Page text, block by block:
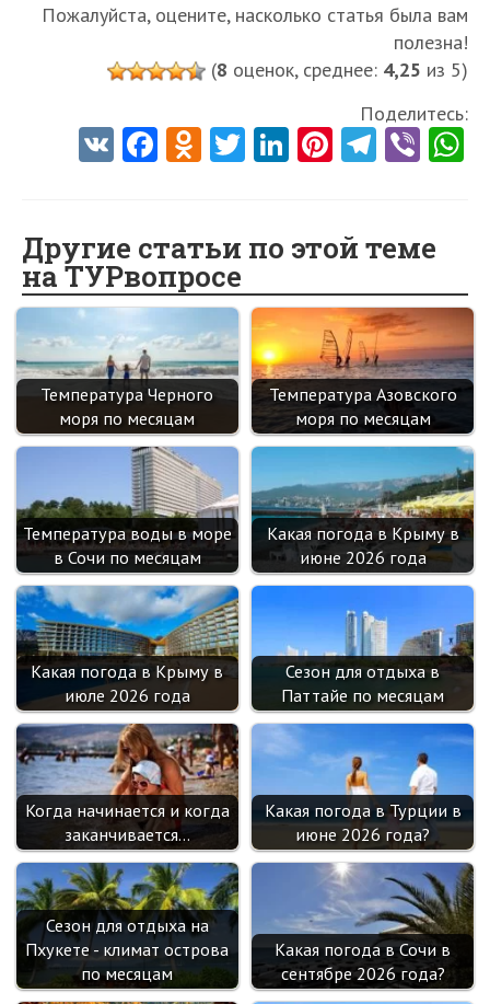
Пожалуйста, оцените, насколько статья была вам
полезна!
(8 оценок, среднее: 4,25 из 5)
Поделитесь:
V Fa
o
o
k
O
o
kl
as
sn
ik
i
T
er
Li
dI
n
Pi
es
t
Te
a
m
Vi
Другие статьи по этой теме
на ТУРвопросе
Температура Черного
моря по месяцам
Температура Азовского
моря по месяцам
Температура воды в море
в Сочи по месяцам
Какая погода в Крыму в
июне 2026 года
Какая погода в Крыму в
июле 2026 года
Сезон для отдыха в
Паттайе по месяцам
Когда начинается и когда
заканчивается…
Какая погода в Турции в
июне 2026 года?
Сезон для отдыха на
Пхукете - климат острова
по месяцам
Какая погода в Сочи в
сентябре 2026 года?